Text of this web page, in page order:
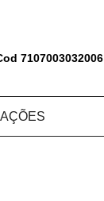
7107003032006